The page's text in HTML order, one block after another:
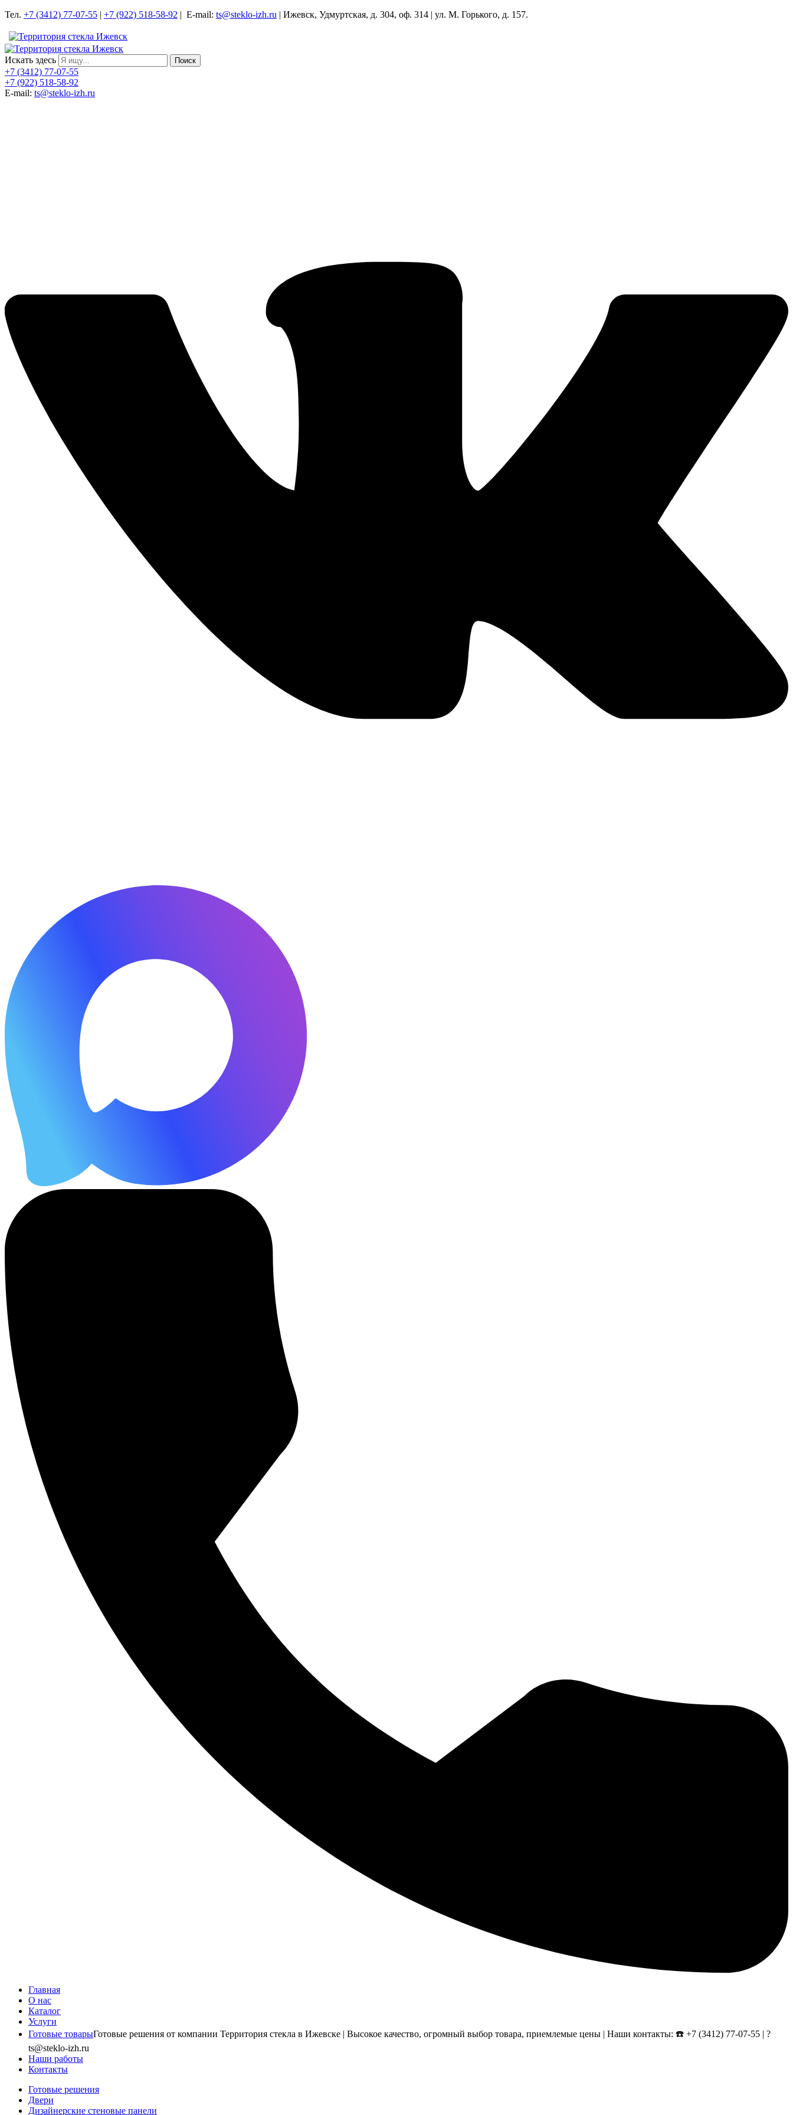
Тел. +7 (3412) 77-07-55 | +7 (922) 518-58-92 | E-mail: ts@steklo-izh.ru | Ижевск, Удмуртская, д. 304, оф. 314 | ул. М. Горького, д. 157.
Искать здесь Поиск
+7 (3412) 77-07-55
+7 (922) 518-58-92
E-mail: ts@steklo-izh.ru
Главная
О нас
Каталог
Услуги
Готовые товарыГотовые решения от компании Территория стекла в Ижевске | Высокое качество, огромный выбор товара, приемлемые цены | Наши контакты: ☎️ +7 (3412) 77-07-55 | ?
ts@steklo-izh.ru
Наши работы
Контакты
Готовые решения
Двери
Дизайнерские стеновые панели